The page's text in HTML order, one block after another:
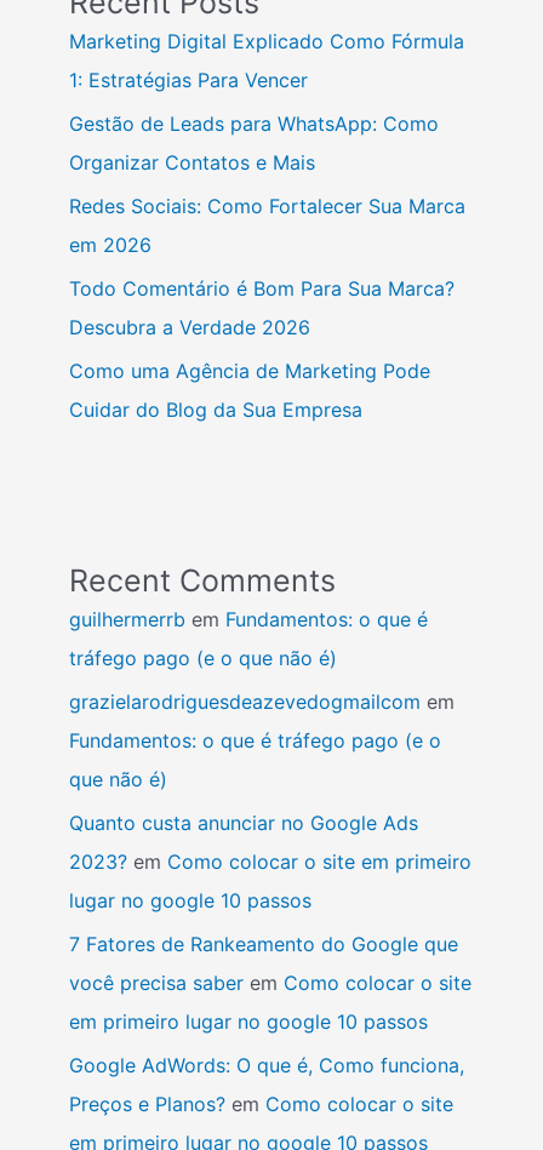
Marketing Digital Explicado Como Fórmula
1: Estratégias Para Vencer
Gestão de Leads para WhatsApp: Como
Organizar Contatos e Mais
Redes Sociais: Como Fortalecer Sua Marca
em 2026
Todo Comentário é Bom Para Sua Marca?
Descubra a Verdade 2026
Como uma Agência de Marketing Pode
Cuidar do Blog da Sua Empresa
Recent Comments
guilhermerrb em Fundamentos: o que é
tráfego pago (e o que não é)
grazielarodriguesdeazevedogmailcom em
Fundamentos: o que é tráfego pago (e o
que não é)
Quanto custa anunciar no Google Ads
2023?em Como colocar o site em primeiro
lugar no google 10 passos
7 Fatores de Rankeamento do Google que
você precisa saberem Como colocar o site
em primeiro lugar no google 10 passos
Google AdWords: O que é, Como funciona,
Preços e Planos?em Como colocar o site
em primeiro lugar no google 10 passos